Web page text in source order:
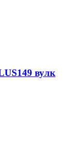
вулк